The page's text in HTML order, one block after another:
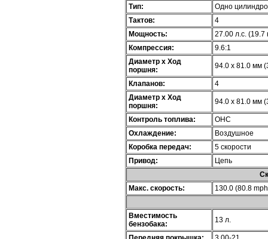
Тип:
Одно
Тактов:
4
Мощность:
27.00 л.с. (19.7
Компрессия:
9.6:1
Диаметр х Ход
поршня:
94.0 x 81.0 мм
Клапанов:
4
Диаметр х Ход
поршня:
94.0 x 81.0 мм
Контроль топлива:
OHC
Охлаждение:
Воздушное
Коробка передач:
5 скорости
Привод:
Цепь
Макс. скорость:
130.0 (80.8
Вместимость
бензобака:
13 л.